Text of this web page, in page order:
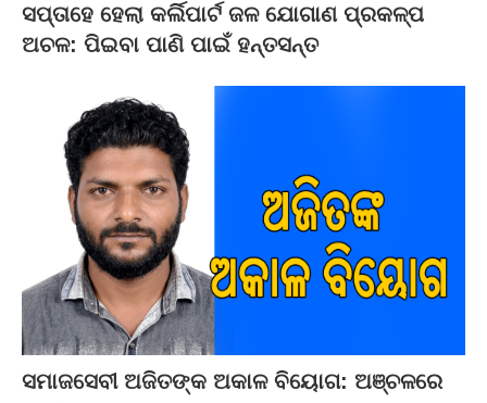
ସପ୍ତାହେ ହେଲା କର୍ଲିପାର୍ଟ ଜଳ ଯୋଗାଣ ପ୍ରକଳ୍ପ
ଅଚଳ: ପିଇବା ପାଣି ପାଇଁ ହନ୍ତସନ୍ତ
ସମାଜସେବୀ ଅଜିତଙ୍କ ଅକାଳ ବିୟୋଗ: ଅଞ୍ଚଳରେ